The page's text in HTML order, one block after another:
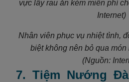
vực lấy rau ăn kèm miễn phí
Internet)
Nhân viên phục vụ nhiệt tình,
biệt không nên bỏ qua
(Nguồn:
7. Tiệm Nướng